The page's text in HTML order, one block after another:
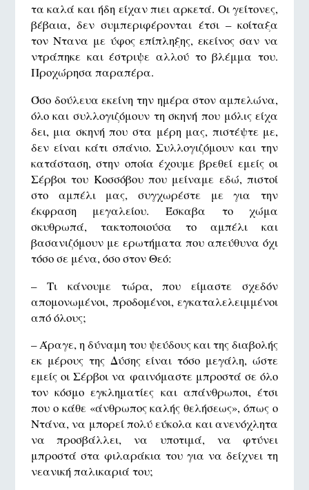
τα καλά και ήδη είχαν πιει αρκετά. Οι γείτονες,
βέβαια, δεν συμπεριφέρονται έτσι – κοίταξα
τον Ντανα με ύφος επίπληξης, εκείνος σαν να
ντράπηκε και έστριψε αλλού το βλέμμα του.
Προχώρησα παραπέρα.
Όσο δούλευα εκείνη την ημέρα στον αμπελώνα,
όλο και συλλογιζόμουν τη σκηνή που μόλις είχα
δει, μια σκηνή που στα μέρη μας, πιστέψτε με,
δεν είναι κάτι σπάνιο. Συλλογιζόμουν και την
κατάσταση, στην οποία έχουμε βρεθεί εμείς οι
Σέρβοι του Κοσσόβου που μείναμε εδώ, πιστοί
στο αμπέλι μας, συγχωρέστε με για την
έκφραση μεγαλείου. Έσκαβα το χώμα
σκυθρωπά, τακτοποιούσα το αμπέλι και
βασανιζόμουν με ερωτήματα που απεύθυνα όχι
τόσο σε μένα, όσο στον Θεό:
– Τι κάνουμε τώρα, που είμαστε σχεδόν
απομονωμένοι, προδομένοι, εγκαταλελειμμένοι
από όλους;
– Άραγε, η δύναμη του ψεύδους και της διαβολής
εκ μέρους της Δύσης είναι τόσο μεγάλη, ώστε
εμείς οι Σέρβοι να φαινόμαστε μπροστά σε όλο
τον κόσμο εγκληματίες και απάνθρωποι, έτσι
που ο κάθε «άνθρωπος καλής θελήσεως», όπως ο
Ντάνα, να μπορεί πολύ εύκολα και ανενόχλητα
να προσβάλλει, να υποτιμά, να φτύνει
μπροστά στα φιλαράκια του για να δείχνει τη
νεανική παλικαριά του;